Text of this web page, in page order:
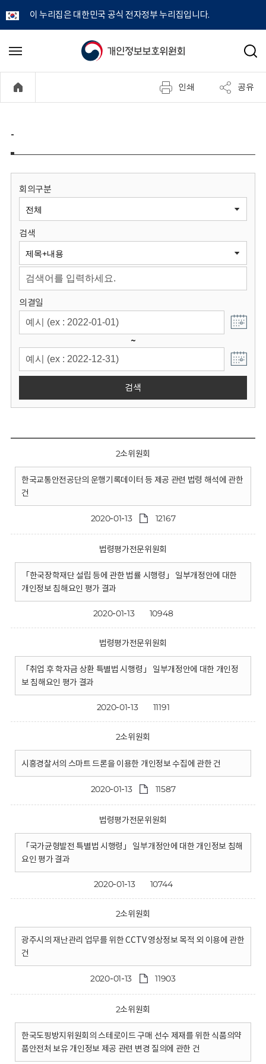
이 누리집은 대한민국 공식 전자정부 누리집입니다.
개
정
보
원
회
메
기
검
인쇄 공유
-
회의구분
검색
의결일
~
검색
2소위원회
한국교통안전공단의 운행기록데이터 등 제공 관련 법령 해석에 관한
건
2020-01-13 12167
법령평가전문위원회
「한국장학재단 설립 등에 관한 법률 시행령」 일부개정안에 대한
개인정보 침해요인 평가 결과
2020-01-13 10948
법령평가전문위원회
「취업 후 학자금 상환 특별법 시행령」 일부개정안에 대한 개인정
보 침해요인 평가 결과
2020-01-13 11191
2소위원회
시흥경찰서의 스마트 드론을 이용한 개인정보 수집에 관한 건
2020-01-13 11587
법령평가전문위원회
「국가균형발전 특별법 시행령」 일부개정안에 대한 개인정보 침해
요인 평가 결과
2020-01-13 10744
2소위원회
광주시의 재난관리 업무를 위한 CCTV 영상정보 목적 외 이용에 관한
건
2020-01-13 11903
2소위원회
한국도핑방지위원회의 스테로이드 구매 선수 제재를 위한 식품의약
품안전처 보유 개인정보 제공 관련 변경 질의에 관한 건